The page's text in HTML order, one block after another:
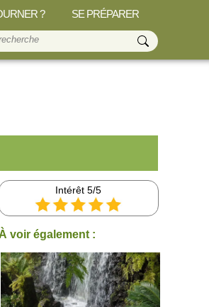
? SE PRÉPARER
Intérêt 5/5
À voir également :